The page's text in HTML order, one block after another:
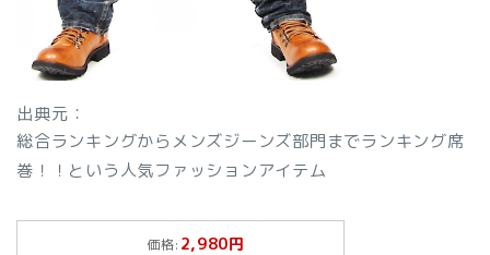
出典元：
総合ランキングからメンズジーンズ部門までランキング席
巻！！という人気ファッションアイテム
価格: 2,980円